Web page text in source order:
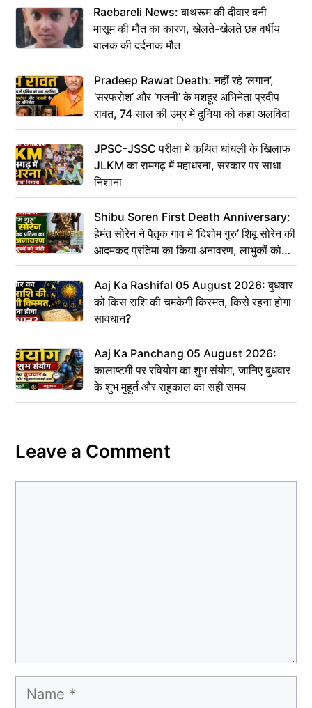
Raebareli News: बाथरूम की दीवार बनी
मासूम की मौत का कारण, खेलते-खेलते छह वर्षीय
बालक की दर्दनाक मौत
Pradeep Rawat Death: नहीं रहे ‘लगान’,
‘सरफरोश’ और ‘गजनी’ के मशहूर अभिनेता प्रदीप
रावत, 74 साल की उम्र में दुनिया को कहा अलविदा
JPSC-JSSC परीक्षा में कथित धांधली के खिलाफ
JLKM का रामगढ़ में महाधरना, सरकार पर साधा
निशाना
Shibu Soren First Death Anniversary:
हेमंत सोरेन ने पैतृक गांव में ‘दिशोम गुरु’ शिबू सोरेन की
आदमकद प्रतिमा का किया अनावरण, लाभुकों को
बांटी परिसंपत्तियां
Aaj Ka Rashifal 05 August 2026: बुधवार
को किस राशि की चमकेगी किस्मत, किसे रहना होगा
सावधान?
Aaj Ka Panchang 05 August 2026:
कालाष्टमी पर रवियोग का शुभ संयोग, जानिए बुधवार
के शुभ मुहूर्त और राहुकाल का सही समय
Leave a Comment
Name